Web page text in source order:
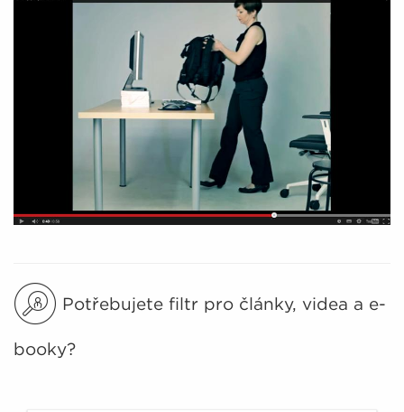
Potřebujete filtr pro články, videa a e-
booky?